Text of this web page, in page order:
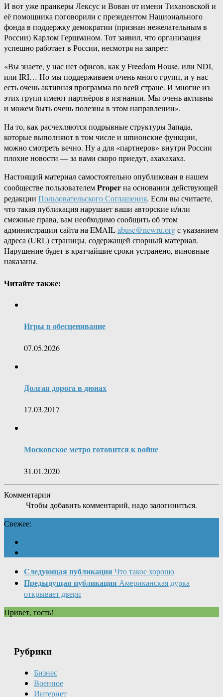
И вот уже пранкеры Лексус и Вован от имени Тихановской и
её помощника поговорили с президентом Национального
фонда в поддержку демократии (признан нежелательным в
России) Карлом Гершманом. Тот заявил, что организация
успешно работает в России, несмотря на запрет:
«Вы знаете, у нас нет офисов, как у Freedom House, или NDI,
или IRI… Но мы поддерживаем очень много групп, и у нас
есть очень активная программа по всей стране. И многие из
этих групп имеют партнёров в изгнании. Мы очень активны
и можем быть очень полезны в этом направлении».
На то, как расчехляются подрывные структуры Запада,
которые выполняют в том числе и шпионские функции,
можно смотреть вечно. Ну а для «партнеров» внутри России
плохие новости — за вами скоро приедут, ахахахаха.
Настоящий материал самостоятельно опубликован в нашем
сообществе пользователемProperна основании действующей
редакции Пользовательского Соглашения. Если вы считаете,
что такая публикация нарушает ваши авторские и/или
смежные права, вам необходимо сообщить об этом
администрации сайта на EMAILabuse@newru.orgс указанием
адреса (URL) страницы, содержащей спорный материал.
Нарушение будет в кратчайшие сроки устранено, виновные
наказаны.
Читайте также:
Игры в обесценивание
07.05.2026
Долгая дорога в дюнах
17.03.2017
Московское метро готовится к войне
31.01.2020
Комментарии
Чтобы добавить комментарий, надо залогиниться.
Свежее:
Следующая публикация Что такое хорошо
Предыдущая публикация Американская дурка
открывает двери
Привет, гость!
Рубрики
Бизнес
Военное
Интернет